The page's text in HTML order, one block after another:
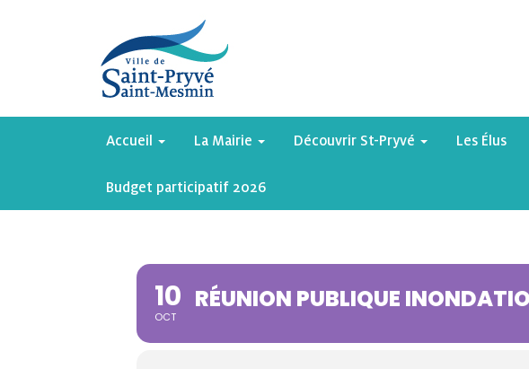
Accueil La Mairie Découvrir St-Pryvé Les Élus
Budget participatif 2026
10
OCT
RÉUNION PUBLIQUE